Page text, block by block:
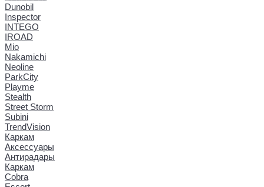
Dunobil
Inspector
INTEGO
IROAD
Mio
Nakamichi
Neoline
ParkCity
Playme
Stealth
Street Storm
Subini
TrendVision
Каркам
Аксессуары
Антирадары
Каркам
Cobra